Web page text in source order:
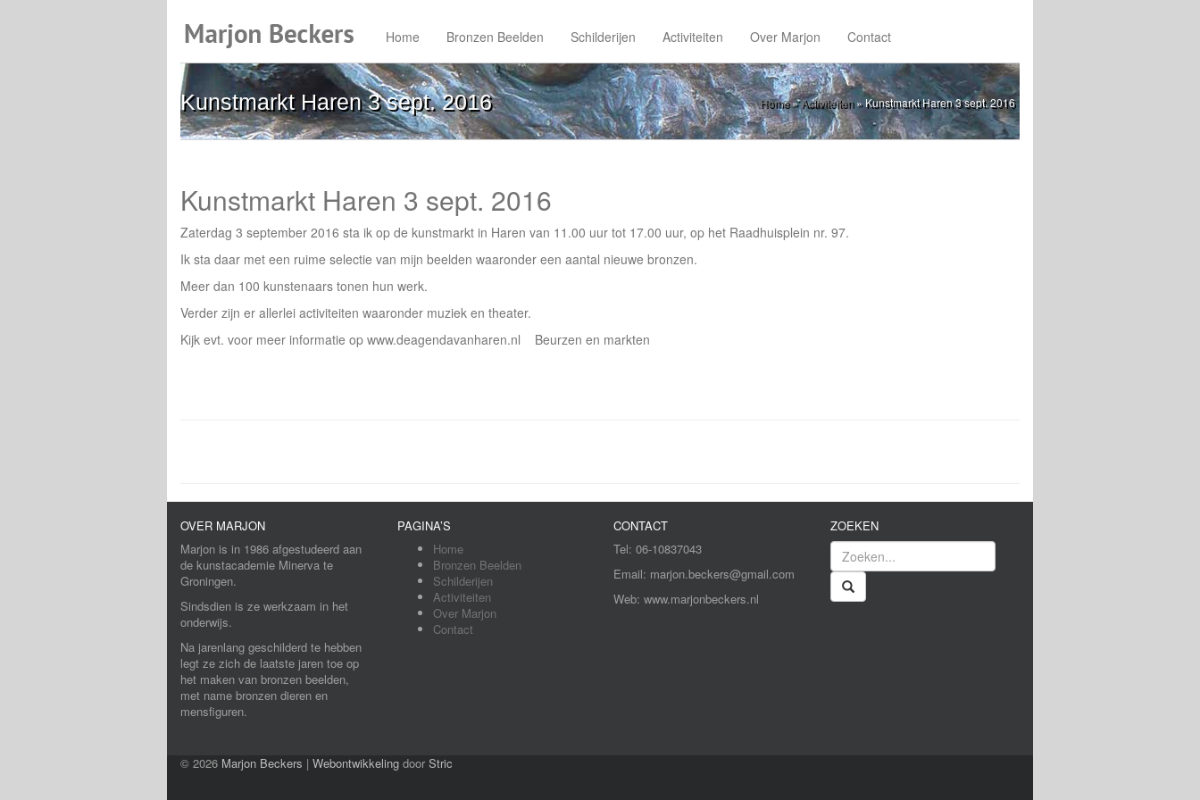
Home Bronzen Beelden Schilderijen Activiteiten Over Marjon Contact
Kunstmarkt Haren 3 sept. 2016 Home»Activiteiten»Kunstmarkt Haren 3 sept. 2016
Kunstmarkt Haren 3 sept. 2016
Zaterdag 3 september 2016 sta ik op de kunstmarkt in Haren van 11.00 uur tot 17.00 uur, op het Raadhuisplein nr. 97.
Ik sta daar met een ruime selectie van mijn beelden waaronder een aantal nieuwe bronzen.
Meer dan 100 kunstenaars tonen hun werk.
Verder zijn er allerlei activiteiten waaronder muziek en theater.
Kijk evt. voor meer informatie op www.deagendavanharen.nl Beurzen en markten
OVER MARJON
Marjon is in 1986 afgestudeerd aan
de kunstacademie Minerva te
Groningen.
Sindsdien is ze werkzaam in het
onderwijs.
Na jarenlang geschilderd te hebben
legt ze zich de laatste jaren toe op
het maken van bronzen beelden,
met name bronzen dieren en
mensfiguren.
PAGINA’S
Home
Bronzen Beelden
Schilderijen
Activiteiten
Over Marjon
Contact
CONTACT
Tel: 06-10837043
Email: marjon.beckers@gmail.com
Web: www.marjonbeckers.nl
ZOEKEN
© 2026 Marjon Beckers | Webontwikkeling door Stric